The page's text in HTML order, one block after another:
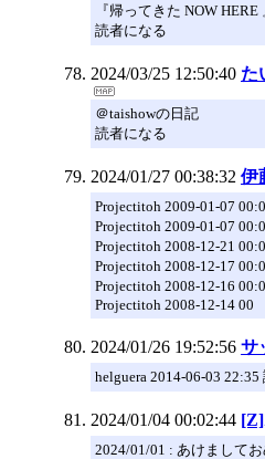
『帰ってきた NOW HERE
読者になる
2024/03/25 12:50:40 た
＠taishowの日記
読者になる
2024/01/27 00:38:32 伊
Projectitoh 2009-01-07
Projectitoh 2009-01-07
Projectitoh 2008-12-21
Projectitoh 2008-12-17
Projectitoh 2008-12-16
Projectitoh 2008-12-14 00
2024/01/26 19:52:56 サ
helguera 2014-06-03 22:35
2024/01/04 00:02:44
2024/01/01 : あけまして